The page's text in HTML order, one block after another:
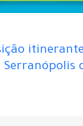
Serranópolis